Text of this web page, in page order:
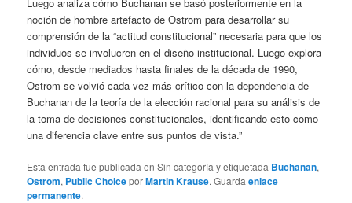
noción de hombre artefacto de Ostrom para desarrollar su
comprensión de la “actitud constitucional” necesaria para que los
individuos se involucren en el diseño institucional. Luego explora
cómo, desde mediados hasta finales de la década de 1990,
Ostrom se volvió cada vez más crítico con la dependencia de
Buchanan de la teoría de la elección racional para su análisis de
la toma de decisiones constitucionales, identificando esto como
una diferencia clave entre sus puntos de vista.”
Esta entrada fue publicada en Sin categoría y etiquetada Buchanan,
Ostrom, Public ChoiceporMartin Krause. Guardaenlace
permanente.